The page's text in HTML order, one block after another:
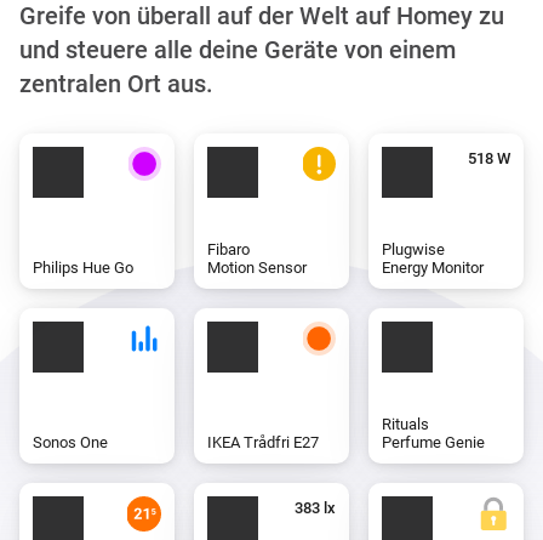
Greife von überall auf der Welt auf Homey zu
und steuere alle deine Geräte von einem
zentralen Ort aus.
Philips Hue Go
Fibaro
Motion Sensor
Plugwise
Energy Monitor
Sonos One IKEA Trådfri E27
Rituals
Perfume Genie